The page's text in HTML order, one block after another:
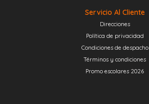
Servicio Al Cliente
Direcciones
Política de privacidad
Condiciones de despacho
Términos y condiciones
Promo escolares 2026